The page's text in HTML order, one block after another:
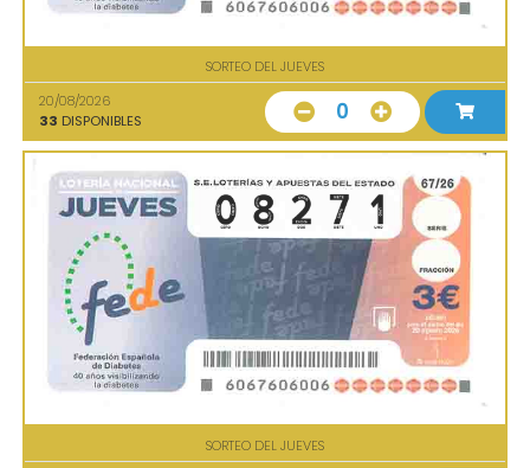
SORTEO DEL JUEVES
20/08/2026
33 DISPONIBLES 0
SORTEO DEL JUEVES